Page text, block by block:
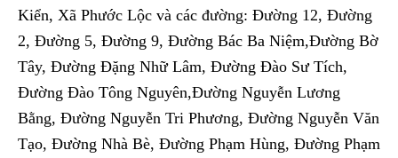
Kiển, Xã Phước Lộc và các đường: Đường 12, Đường
2, Đường 5, Đường 9, Đường Bác Ba Niệm,Đường Bờ
Tây, Đường Đặng Nhữ Lâm, Đường Đào Sư Tích,
Đường Đào Tông Nguyên,Đường Nguyễn Lương
Bằng, Đường Nguyễn Tri Phương, Đường Nguyễn Văn
Tạo, Đường Nhà Bè, Đường Phạm Hùng, Đường Phạm